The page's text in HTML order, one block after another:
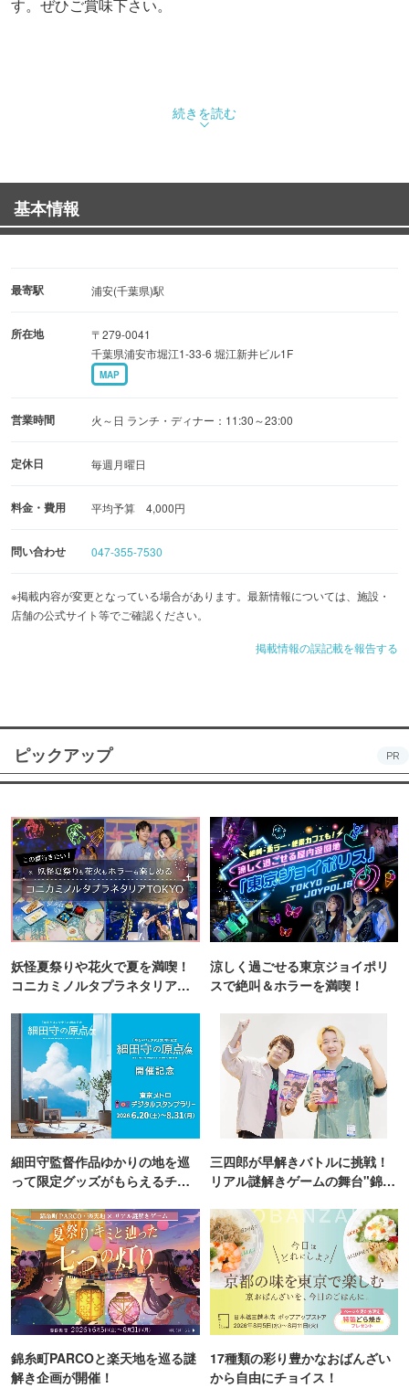
す。ぜひご賞味下さい。
続きを読む
基本情報
最寄駅 浦安(千葉県)駅
所在地
〒279-0041
千葉県浦安市堀江1-33-6 堀江新井ビル1F
MAP
営業時間 火～日 ランチ・ディナー：11:30～23:00
定休日 毎週月曜日
料金・費用 平均予算 4,000円
問い合わせ 047-355-7530
※掲載内容が変更となっている場合があります。最新情報については、施設・
店舗の公式サイト等でご確認ください。
掲載情報の誤記載を報告する
ピックアップ PR
妖怪夏祭りや花火で夏を満喫！
コニカミノルタプラネタリア
涼しく過ごせる東京ジョイポリ
スで絶叫＆ホラーを満喫！
細田守監督作品ゆかりの地を巡
って限定グッズがもらえるチャ
三四郎が早解きバトルに挑戦！
リアル謎解きゲームの舞台"錦糸
錦糸町PARCOと楽天地を巡る謎
解き企画が開催！
17種類の彩り豊かなおばんざい
から自由にチョイス！